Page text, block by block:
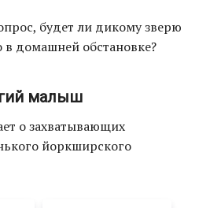
будет ли дикому зверю
домашней обстановке?
малыш